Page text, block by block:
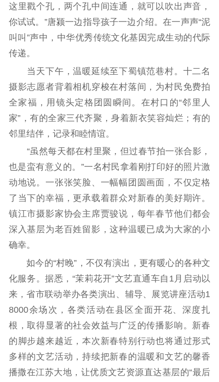
这里戳个孔，两个孔中间连通，就可以吹出声音，
你试试。”唐颍一边指导孩子一边介绍。在一声声“泥
叫叫”声中，中华优秀传统文化基因完成生动的代际
传递。
当天下午，温暖延续至下蜀镇范巷村。十二名
摄影志愿者背着相机穿梭在村落间，为村民免费拍
全家福，用镜头定格团圆瞬间。在村口的“邻里人
家”，有的全家三代齐聚，身着新衣笑容灿烂；有的
邻里结伴，记录和睦情谊。
“虽然每天都在村里聚，但过春节拍一张合影，
也是蛮有意义的。”一名村民拿着刚打印好的照片激
动地说。一张张笑脸、一幅幅团圆画面，不仅定格
了当下的幸福，更承载着群众对新春的美好期许。
镇江市摄影家协会主席贾骏说，每年春节他们都会
深入基层为老百姓留影，这种温暖已成为大家的小
确幸。
如今的“村晚”，不仅有演出，更有暖心的各种文
化服务。据悉，“茉莉花开”文艺直通车自1月启动以
来，省市联动举办各类演出、辅导、展览讲座活动1
8000余场次，各类活动在县区全面开花、深度扎
根，取得显著的社会效益与广泛的传播影响。新春
的脚步越来越近，本次新春特别行动也将通过形式
多样的文艺活动，持续把新春的温暖和文艺的馨香
播撒在江苏大地，让优质文艺资源直达基层的“最后